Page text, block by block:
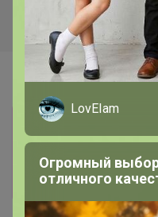
лишь
Показать
LovEIam
Огромный
отличного